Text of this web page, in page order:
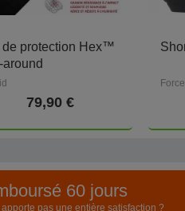
de protection Hex™
79,90 €
60 jours
pas une entière satisfaction ?